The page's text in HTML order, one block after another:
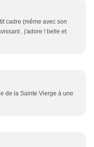
cadre (même avec son
. j'adore ! belle et
de la Sainte Vierge à une